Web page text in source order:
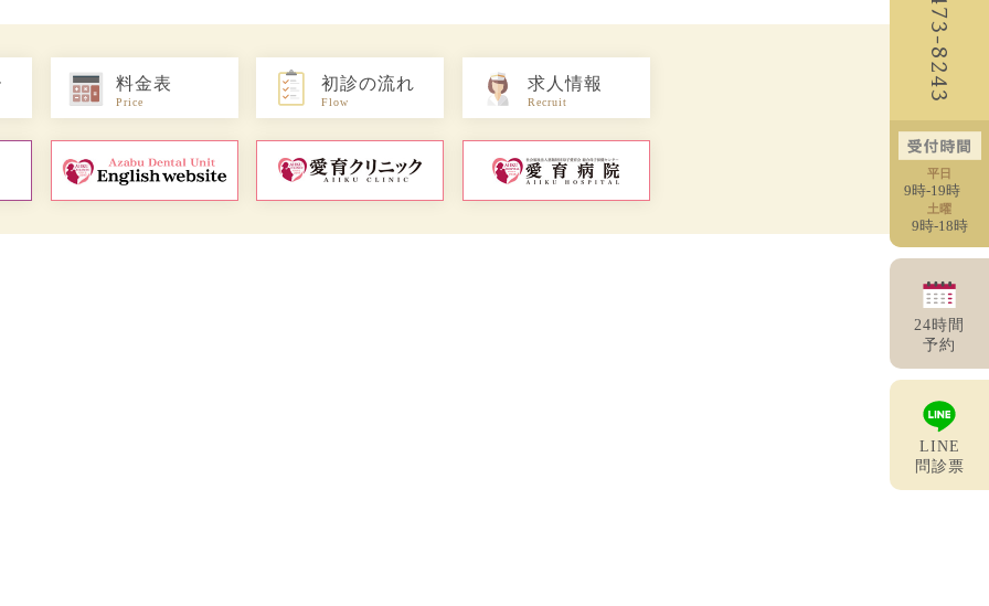
平日
9時-19時
土曜
9時-18時
24時間
予約
LINE
問診票
料金表
Price
初診の流れ
Flow
求人情報
Recruit